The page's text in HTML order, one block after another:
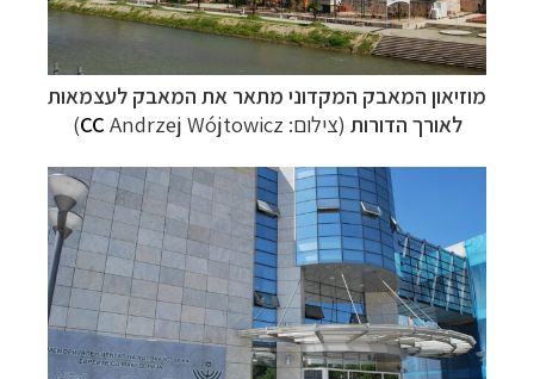
מוזיאון המאבק המקדוני מתאר את המאבק לעצמאות
לאורך הדורות (צילום: CC Andrzej Wójtowicz)